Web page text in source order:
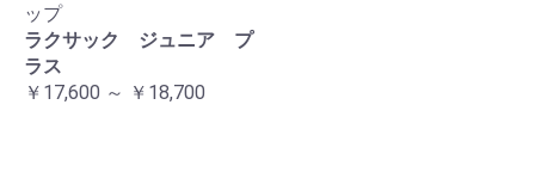
ップ
ラクサック ジュニア プ
ラス
￥17,600 ～ ￥18,700